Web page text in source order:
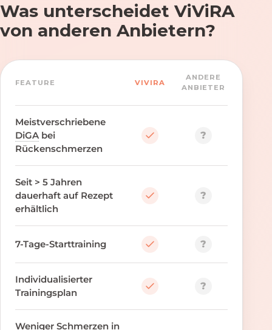
Was unterscheidet ViViRA
von anderen Anbietern?
FEATURE VIVIRA
ANDERE
ANBIETER
Meistverschriebene
DiGA bei
Rückenschmerzen
?
Seit > 5 Jahren
dauerhaft auf Rezept
erhältlich
?
7-Tage-Starttraining ?
Individualisierter
Trainingsplan
?
Weniger Schmerzen in